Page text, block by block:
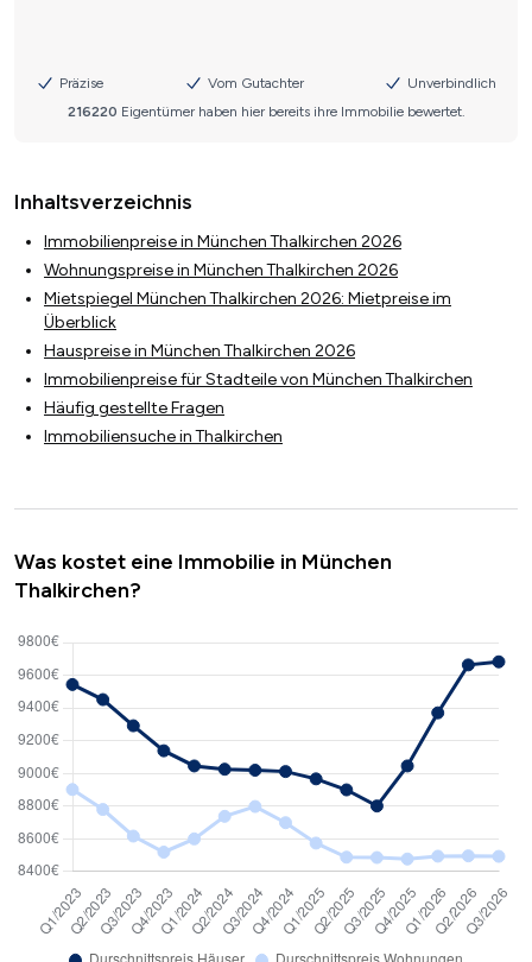
Inhaltsverzeichnis
Immobilienpreise in München Thalkirchen 2026
Wohnungspreise in München Thalkirchen 2026
Mietspiegel München Thalkirchen 2026: Mietpreise im
Überblick
Hauspreise in München Thalkirchen 2026
Immobilienpreise für Stadteile von München Thalkirchen
Häufig gestellte Fragen
Immobiliensuche in Thalkirchen
Was kostet eine Immobilie in München
Thalkirchen?